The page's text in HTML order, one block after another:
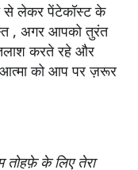
से लेकर पेंटेकॉस्ट के
, अगर आपको तुरंत
करते रहे और
आत्मा को आप पर ज़रूर
तोहफ़े के लिए तेरा